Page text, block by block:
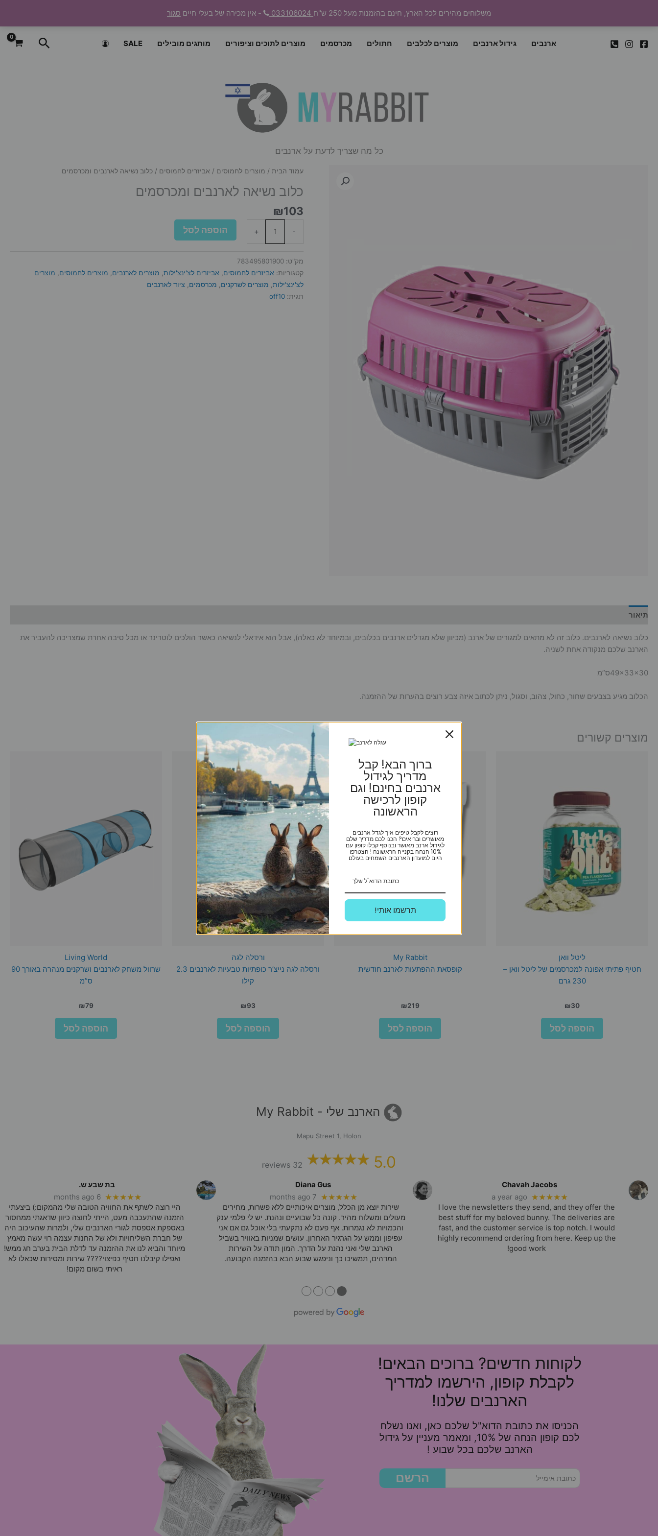
משלוחים מהירים לכל הארץ, חינם בהזמנות מעל 250 ש"ח - אין מכירה של בעלי חיים סגור
ארנבים גידול ארנבים מוצרים לכלבים חתולים מכרסמים מוצרים לתוכים וציפורים מותגים מובילים SALE חיפוש
כל מה שצריך לדעת על ארנבים
עמוד הבית / מוצרים לחמוסים / אביזרים לחמוסים / כלוב נשיאה לארנבים ומכרסמים
כלוב נשיאה לארנבים ומכרסמים
₪103
-
+ הוספה לסל
מק"ט:783495801900
קטגוריות: אביזרים לחמוסים אביזרים לצ'ינצ'ילות מוצרים לארנבים מוצרים לחמוסים
מוצרים
לצ'ינצ'ילות מוצרים לשרקנים מכרסמים
ציוד לארנבים
תגית:off10
תיאור
כלוב נשיאה לארנבים. כלוב זה לא מתאים למגורים של ארנב (מכיוון שלא מגדלים ארנבים בכלובים, ובמיוחד לא כאלה), אבל הוא אידאלי לנשיאה כאשר הולכים לוטרינר או מכל סיבה אחרת שמצריכה להעביר את
הארנב שלכם מנקודה אחת לשניה.
49x33x30ס”מ
הכלוב מגיע בצבעים שחור, כחול, צהוב, וסגול, ניתן לכתוב איזה צבע רוצים בהערות של ההזמנה.
מוצרים קשורים
ליטל וואן
חטיף פתיתי אפונה למכרסמים של ליטל וואן –
230 גרם
₪30
הוספה לסל
My Rabbit
קופסאת ההפתעות לארנב חודשית
₪219
הוספה לסל
ורסלה לגה
ורסלה לגה נייצ’ר כופתיות טבעיות לארנבים 2.3
קילו
₪93
הוספה לסל
Living World
שרוול משחק לארנבים ושרקנים מנהרה באורך 90
ס”מ
₪79
הוספה לסל
הארנב שלי - My Rabbit
Mapu Street 1, Holon
5.0
32 reviews
Chavah Jacobs
★★★★★
a year ago
I love the newsletters they send, and they offer the
best stuff for my beloved bunny. The deliveries are
fast, and the customer service is top notch. I would
highly recommend ordering from here. Keep up the
good work!
Diana Gus
★★★★★
7 months ago
שירות יוצא מן הכלל, מוצרים איכותיים ללא פשרות, מחירים
מעולים ומשלוח מהיר. קונה כל שבועיים ונהנת. יש לי פלמי ענק
והכמויות לא נגמרות. אף פעם לא נתקעתי בלי אוכל גם אם אני
עפיפון וממש על הגרגיר האחרון. עושים שמניות באוויר בשביל
הארנב שלי ואני נהנת על הדרך. המון תודה על השירות
המדהים, תמשיכו כך וניפגש שבוע הבא בהזמנה הקבועה.
בת שבע ש.
★★★★★
6 months ago
היי רוצה לשתף את החוויה הטובה שלי מהמקום:) ביצעתי
הזמנה שהתעכבה מעט, הייתי לחוצה כיוון שדאגתי ממחסור
באספקת אספסת לגורי הארנבים שלי, ולמרות שהעיכוב היה
של חברת השליחויות ולא של החנות עצמה רוי עשה מאמץ
מיוחד והביא לנו את ההזמנה עד לדלת הבית בערב חג ממש!
ואפילו קיבלנו חטיף כפיצוי???? שירות ומסירות שכאלו לא
ראיתי בשום מקום!
●
●
●
●
לקוחות חדשים? ברוכים הבאים!
לקבלת קופון, הירשמו למדריך
הארנבים שלנו!
הכניסו את כתובת הדוא"ל שלכם כאן, ואנו נשלח
לכם קופון הנחה של 10%, ומאמר מעניין על גידול
הארנב שלכם בכל שבוע !
הרשם
ברוך הבא! קבל
מדריך לגידול
ארנבים בחינם! וגם
קופון לרכישה
הראשונה
רוצים לקבל טיפים איך לגדל ארנבים
מאושרים ובריאים? הכנו לכם מדריך שלם
לגידול ארנב מאושר ובנוסף קבלו קופון עם
10% הנחה בקנייה הראשונה ! הצטרפו
היום למועדון הארנבים השמחים בעולם
!תרשמו אותי